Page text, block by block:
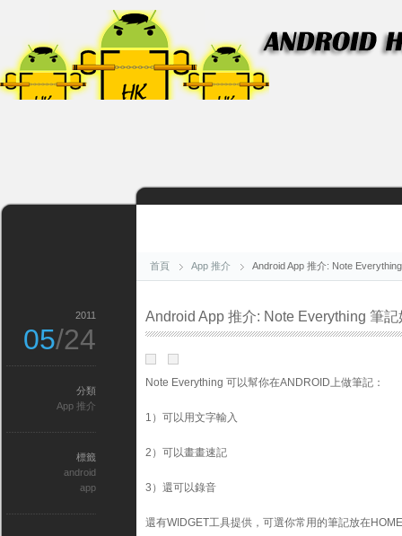
首頁 App 推介 Android App 推介: Note
Android App 推介: Note Everything 筆記
Note Everything 可以幫你在ANDROID上做筆記：
1）可以用文字輸入
2）可以畫畫速記
3）還可以錄音
還有WIDGET工具提供，可選你常用的筆記放在
2011
05/24
分類
App 推介
標籤
android
app